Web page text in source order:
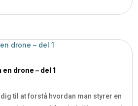
drone – del 1
til at forstå hvordan man styrer en